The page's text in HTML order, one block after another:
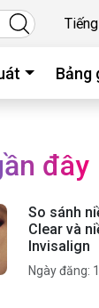
Bảng
đây
So sánh
Clear và
Invisalign
Ngày đăng: